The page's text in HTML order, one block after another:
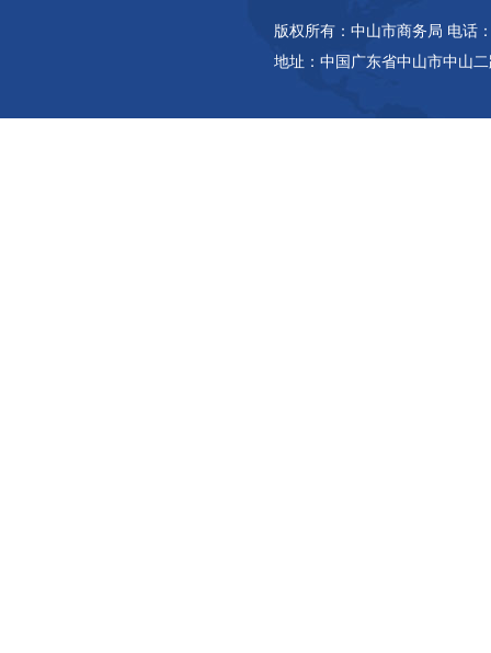
版权所有：中山市商务局 电话
地址：中国广东省中山市中山